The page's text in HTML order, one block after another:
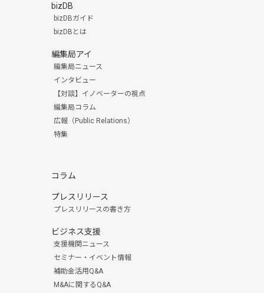
bizDB
bizDBガイド
bizDBとは
編集局アイ
編集局ニュース
インタビュー
【対談】イノベーターの視点
編集局コラム
広報（Public Relations）
特集
コラム
プレスリリース
プレスリリースの書き方
ビジネス支援
支援機関ニュース
セミナー・イベント情報
補助金活用Q&A
M&Aに関するQ&A